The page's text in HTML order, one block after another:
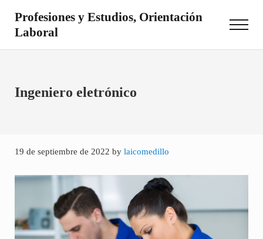
Profesiones y Estudios, Orientación
Laboral
Menu
Ingeniero eletrónico
19 de septiembre de 2022 by laicomedillo